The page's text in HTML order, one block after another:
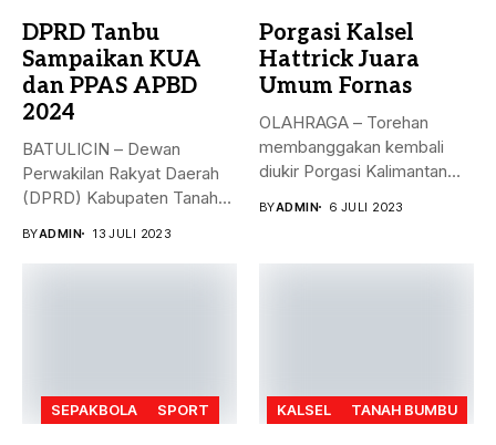
DPRD Tanbu
Sampaikan KUA
dan PPAS APBD
2024
BATULICIN – Dewan
Perwakilan Rakyat Daerah
(DPRD) Kabupaten Tanah
BYADMIN 13 JULI 2023
Porgasi Kalsel
Hattrick Juara
Umum Fornas
OLAHRAGA – Torehan
membanggakan kembali
diukir Porgasi Kalimantan
BYADMIN 6 JULI 2023
SEPAKBOLA SPORT KALSEL TANAH BUMBU